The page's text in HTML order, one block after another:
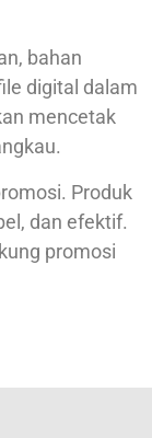
bahan
digital dalam
mencetak
Produk
dan efektif.
promosi